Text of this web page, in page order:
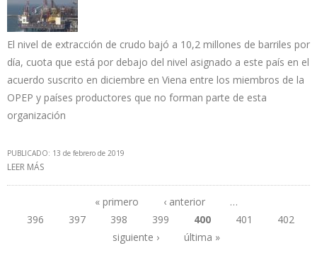
El nivel de extracción de crudo bajó a 10,2 millones de barriles por
día, cuota que está por debajo del nivel asignado a este país en el
acuerdo suscrito en diciembre en Viena entre los miembros de la
OPEP y países productores que no forman parte de esta
organización
PUBLICADO: 13 de febrero de 2019
LEER MÁS
Páginas
« primero ‹ anterior
…
396
397 398 399 400 401
402
siguiente ›
última »